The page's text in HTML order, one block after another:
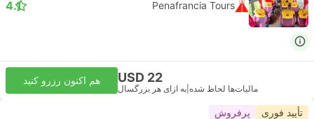
Penafrancia Tours
4.1
USD 22
مالیات‌ها لحاظ شده به ازای هر بزرگسال
هم اکنون رزرو کنید
تأیید فوری پرفروش